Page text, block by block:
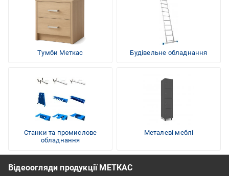
Тумби Меткас Будівельне обладнання
Станки та промислове
обладнання
Металеві меблі
Відеоогляди продукції МЕТКАС